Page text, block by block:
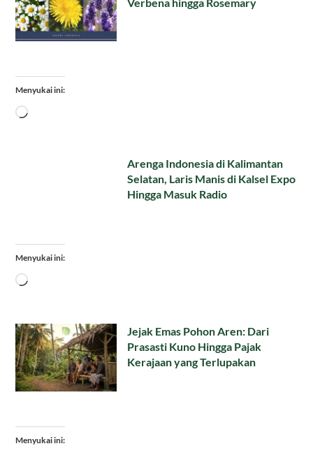
Menyukai ini:
Memuat...
Arenga Indonesia di Kalimantan
Selatan, Laris Manis di Kalsel Expo
Hingga Masuk Radio
Menyukai ini:
Memuat...
Jejak Emas Pohon Aren: Dari
Prasasti Kuno Hingga Pajak
Kerajaan yang Terlupakan
Menyukai ini: